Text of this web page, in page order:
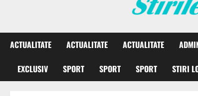
ACTUALITATE ACTUALITATE ACTUALITATE
EXCLUSIV SPORT SPORT SPORT STIRI